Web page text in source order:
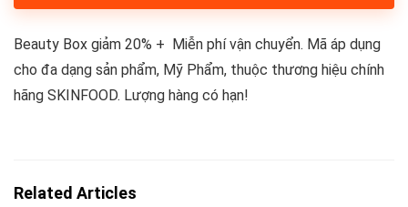
Beauty Box giảm 20% + Miễn phí vận chuyển. Mã áp dụng
cho đa dạng sản phẩm, Mỹ Phẩm, thuộc thương hiệu chính
hãng SKINFOOD. Lượng hàng có hạn!
Related Articles